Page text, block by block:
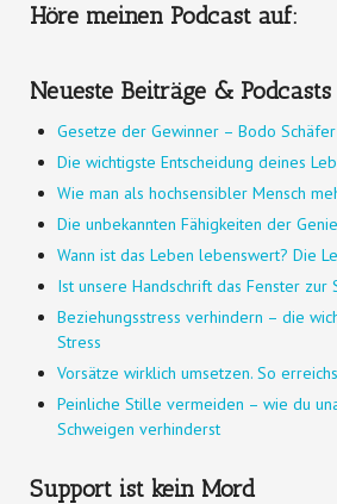
Höre meinen Podcast auf:
Neueste Beiträge & Podcasts
Gesetze der Gewinner – Bodo
Die wichtigste Entscheidung deines
Wie man als hochsensibler Mensch
Die unbekannten Fähigkeiten der
Wann ist das Leben lebenswert? Die
Ist unsere Handschrift das Fenster zur
Beziehungsstress verhindern – die
Stress
Vorsätze wirklich umsetzen. So
Peinliche Stille vermeiden – wie du
Schweigen verhinderst
Support ist kein Mord